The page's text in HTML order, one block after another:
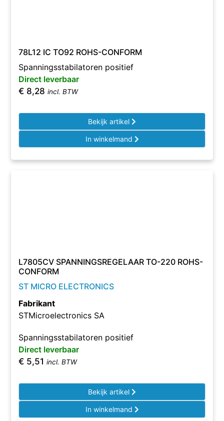
78L12 IC TO92 ROHS-CONFORM
Spanningsstabilatoren positief
Direct leverbaar
€ 8,28 incl. BTW
Bekijk artikel
In winkelmand
L7805CV SPANNINGSREGELAAR TO-220 ROHS-
CONFORM
ST MICRO ELECTRONICS
Fabrikant
STMicroelectronics SA
Spanningsstabilatoren positief
Direct leverbaar
€ 5,51 incl. BTW
Bekijk artikel
In winkelmand